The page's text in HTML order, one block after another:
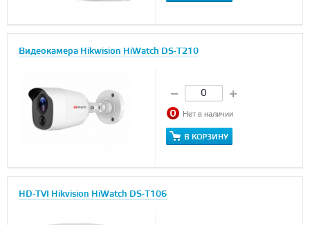
Видеокамера Hikwision HiWatch DS-T210
Нет в наличии
В КОРЗИНУ
HD-TVI Hikvision HiWatch DS-T106